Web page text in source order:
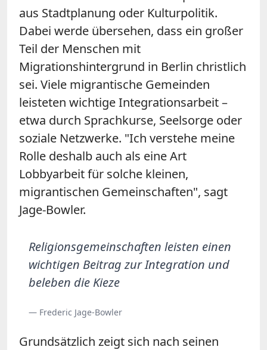
aus Stadtplanung oder Kulturpolitik.
Dabei werde übersehen, dass ein großer
Teil der Menschen mit
Migrationshintergrund in Berlin christlich
sei. Viele migrantische Gemeinden
leisteten wichtige Integrationsarbeit –
etwa durch Sprachkurse, Seelsorge oder
soziale Netzwerke. "Ich verstehe meine
Rolle deshalb auch als eine Art
Lobbyarbeit für solche kleinen,
migrantischen Gemeinschaften", sagt
Jage-Bowler.
Religionsgemeinschaften leisten einen
wichtigen Beitrag zur Integration und
beleben die Kieze
— Frederic Jage-Bowler
Grundsätzlich zeigt sich nach seinen